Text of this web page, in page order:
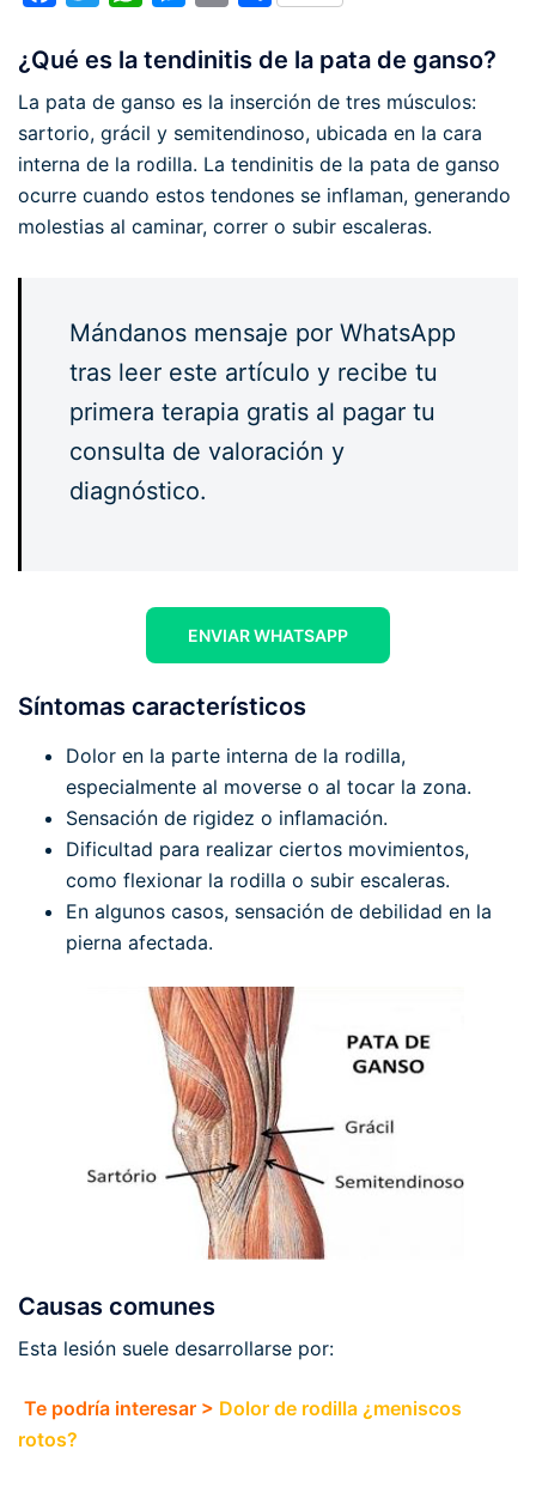
¿Qué es la tendinitis de la pata de ganso?
La pata de ganso es la inserción de tres músculos:
sartorio, grácil y semitendinoso, ubicada en la cara
interna de la rodilla. La tendinitis de la pata de ganso
ocurre cuando estos tendones se inflaman, generando
molestias al caminar, correr o subir escaleras.
Mándanos mensaje por WhatsApp
tras leer este artículo y recibe tu
primera terapia gratis al pagar tu
consulta de valoración y
diagnóstico.
ENVIAR WHATSAPP
Síntomas característicos
Dolor en la parte interna de la rodilla,
especialmente al moverse o al tocar la zona.
Sensación de rigidez o inflamación.
Dificultad para realizar ciertos movimientos,
como flexionar la rodilla o subir escaleras.
En algunos casos, sensación de debilidad en la
pierna afectada.
Causas comunes
Esta lesión suele desarrollarse por:
Te podría interesar > Dolor de rodilla ¿meniscos
rotos?